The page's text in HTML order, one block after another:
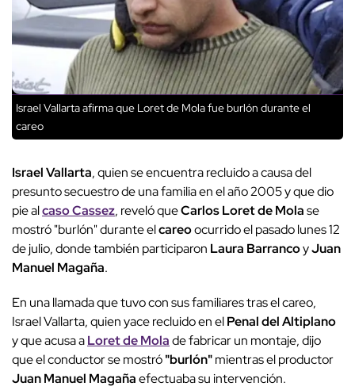
Israel Vallarta afirma que Loret de Mola fue burlón durante el
careo
Israel Vallarta, quien se encuentra recluido a causa del
presunto secuestro de una familia en el año 2005 y que dio
pie alcaso Cassez, reveló queCarlos Loret de Molase
mostró "burlón" durante elcareoocurrido el pasado lunes 12
de julio, donde también participaron Laura BarrancoyJuan
Manuel Magaña.
En una llamada que tuvo con sus familiares tras el careo,
Israel Vallarta, quien yace recluido en elPenal del Altiplano
y que acusa aLoret de Molade fabricar un montaje, dijo
que el conductor se mostró"burlón"mientras el productor
Juan Manuel Magañaefectuaba su intervención.